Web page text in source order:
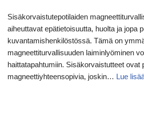
Sisäkorvaistutepotilaiden
aiheuttavat epätietoisuutta, huolta ja jopa
kuvantamishenkilöstössä. Tämä on
magneettiturvallisuuden laiminlyöminen
haittatapahtumiin. Sisäkorvaistutteet ovat
magneettiyhteensopivia, joskin… Lue